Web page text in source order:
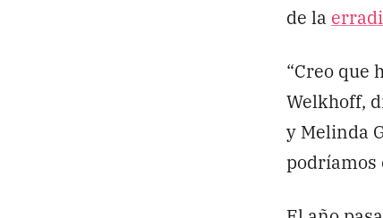
de la
“Creo que
Welkhoff,
y Melinda
podríamos